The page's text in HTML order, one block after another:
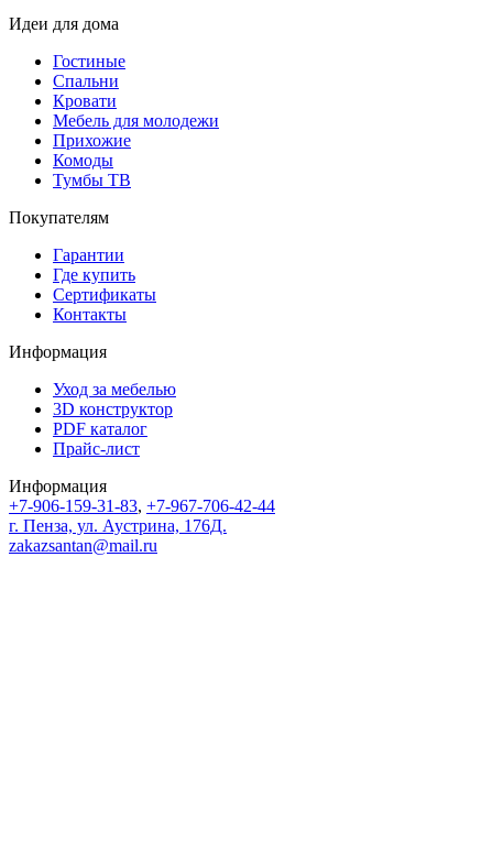
Идеи для дома
Гостиные
Спальни
Кровати
Мебель для молодежи
Прихожие
Комоды
Тумбы ТВ
Покупателям
Гарантии
Где купить
Сертификаты
Контакты
Информация
Уход за мебелью
3D конструктор
PDF каталог
Прайс-лист
Информация
+7-906-159-31-83, +7-967-706-42-44
г. Пенза, ул. Аустрина, 176Д.
zakazsantan@mail.ru